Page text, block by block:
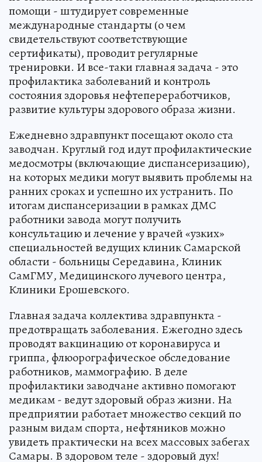
помощи - штудирует современные
международные стандарты (о чем
свидетельствуют соответствующие
сертификаты), проводит регулярные
тренировки. И все-таки главная задача - это
профилактика заболеваний и контроль
состояния здоровья нефтепереработчиков,
развитие культуры здорового образа жизни.
Ежедневно здравпункт посещают около ста
заводчан. Круглый год идут профилактические
медосмотры (включающие диспансеризацию),
на которых медики могут выявить проблемы на
ранних сроках и успешно их устранить. По
итогам диспансеризации в рамках ДМС
работники завода могут получить
консультацию и лечение у врачей «узких»
специальностей ведущих клиник Самарской
области - больницы Середавина, Клиник
СамГМУ, Медицинского лучевого центра,
Клиники Ерошевского.
Главная задача коллектива здравпункта -
предотвращать заболевания. Ежегодно здесь
проводят вакцинацию от коронавируса и
гриппа, флюорографическое обследование
работников, маммографию. В деле
профилактики заводчане активно помогают
медикам - ведут здоровый образ жизни. На
предприятии работает множество секций по
разным видам спорта, нефтяников можно
увидеть практически на всех массовых забегах
Самары. В здоровом теле - здоровый дух!